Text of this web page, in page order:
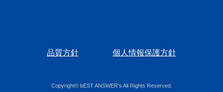
品質方針 個人情報保護方針
Copyright© bEST ANSWER's All Rights Reserved.